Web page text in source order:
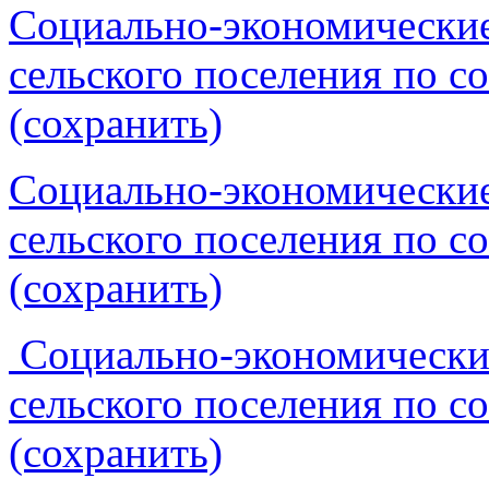
Социально-
сельского поселения по
(сохранить)
Социально-
сельского поселения по
(сохранить)
Социально-
сельского поселения по
(сохранить)